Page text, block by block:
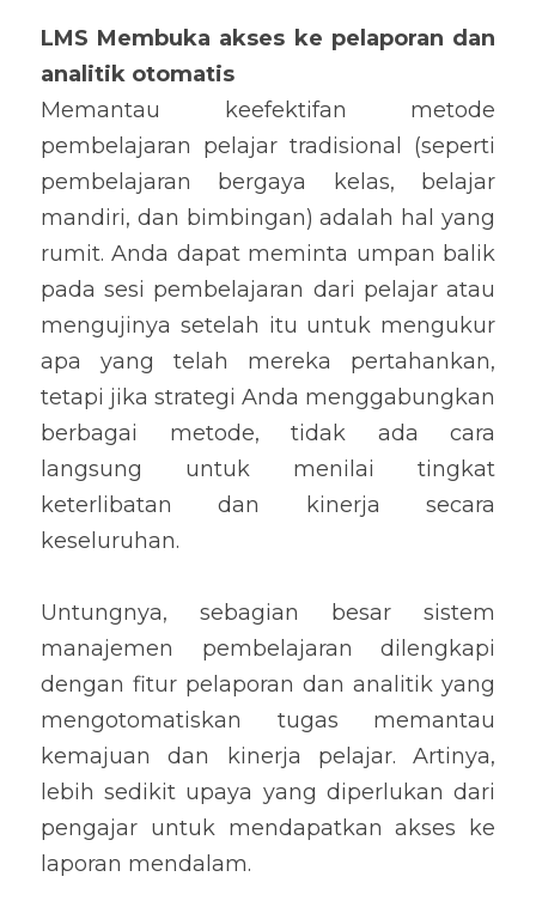
LMS Membuka akses ke pelaporan dan
analitik otomatis
Memantau keefektifan metode
pembelajaran pelajar tradisional (seperti
pembelajaran bergaya kelas, belajar
mandiri, dan bimbingan) adalah hal yang
rumit. Anda dapat meminta umpan balik
pada sesi pembelajaran dari pelajar atau
mengujinya setelah itu untuk mengukur
apa yang telah mereka pertahankan,
tetapi jika strategi Anda menggabungkan
berbagai metode, tidak ada cara
langsung untuk menilai tingkat
keterlibatan dan kinerja secara
keseluruhan.
Untungnya, sebagian besar sistem
manajemen pembelajaran dilengkapi
dengan fitur pelaporan dan analitik yang
mengotomatiskan tugas memantau
kemajuan dan kinerja pelajar. Artinya,
lebih sedikit upaya yang diperlukan dari
pengajar untuk mendapatkan akses ke
laporan mendalam.